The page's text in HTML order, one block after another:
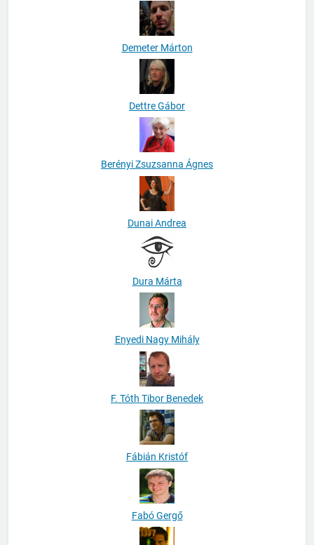
Demeter Márton
Dettre Gábor
Berényi Zsuzsanna Ágnes
Dunai Andrea
Dura Márta
Enyedi Nagy Mihály
F. Tóth Tibor Benedek
Fábián Kristóf
Fabó Gergő